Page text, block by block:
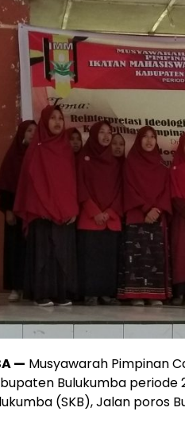
— Musyawarah Pimpinan
Bulukumba periode
(SKB), Jalan poros